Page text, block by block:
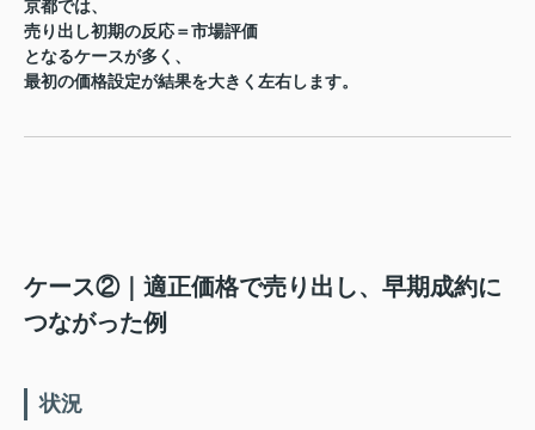
京都では、
売り出し初期の反応＝市場評価
となるケースが多く、
最初の価格設定が結果を大きく左右します。
ケース②｜適正価格で売り出し、早期成約に
つながった例
状況